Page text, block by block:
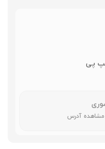
پی
مشاهده آدرس